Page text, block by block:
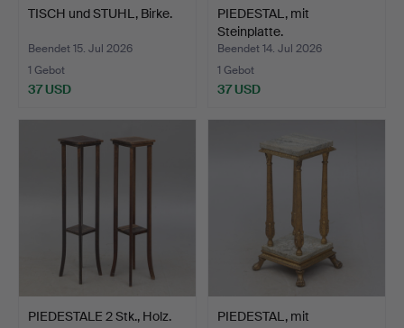
TISCH und STUHL, Birke.
Beendet 15. Jul 2026
1 Gebot
37 USD
PIEDESTAL, mit
Steinplatte.
Beendet 14. Jul 2026
1 Gebot
37 USD
PIEDESTALE 2 Stk., Holz.
PIEDESTAL, mit